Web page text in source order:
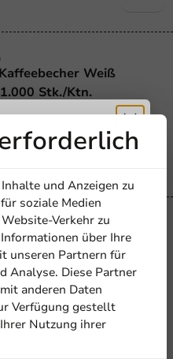
Weiß
Stk./Ktn.
Karton 'To Go' Weiß
Stk/Karton
und Anzeigen zu
soziale Medien
Verkehr zu
über Ihre
unseren Partnern für
Analyse. Diese Partner
anderen Daten
Verfügung gestellt
Nutzung ihrer
Sie
unseren